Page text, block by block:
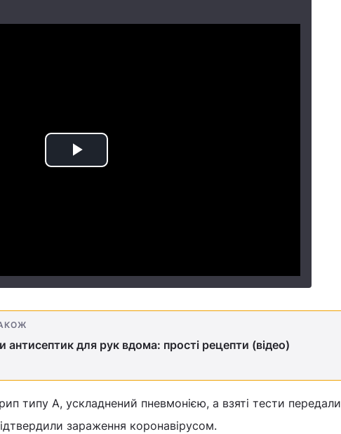
Play
антисептик для рук вдома: прості рецепти (відео)
типу А, ускладнений пневмонією, а взяті тести передали
зараження коронавірусом.